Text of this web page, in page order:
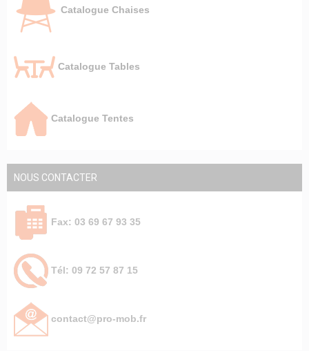
Catalogue Chaises
Catalogue Tables
Catalogue Tentes
NOUS CONTACTER
Fax: 03 69 67 93 35
Tél: 09 72 57 87 15
contact@pro-mob.fr